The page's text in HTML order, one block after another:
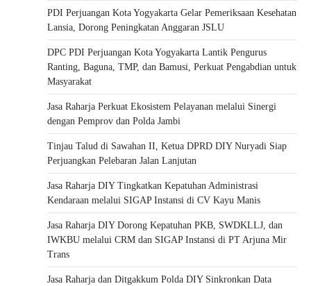
PDI Perjuangan Kota Yogyakarta Gelar Pemeriksaan Kesehatan
Lansia, Dorong Peningkatan Anggaran JSLU
DPC PDI Perjuangan Kota Yogyakarta Lantik Pengurus
Ranting, Baguna, TMP, dan Bamusi, Perkuat Pengabdian untuk
Masyarakat
Jasa Raharja Perkuat Ekosistem Pelayanan melalui Sinergi
dengan Pemprov dan Polda Jambi
Tinjau Talud di Sawahan II, Ketua DPRD DIY Nuryadi Siap
Perjuangkan Pelebaran Jalan Lanjutan
Jasa Raharja DIY Tingkatkan Kepatuhan Administrasi
Kendaraan melalui SIGAP Instansi di CV Kayu Manis
Jasa Raharja DIY Dorong Kepatuhan PKB, SWDKLLJ, dan
IWKBU melalui CRM dan SIGAP Instansi di PT Arjuna Mir
Trans
Jasa Raharja dan Ditgakkum Polda DIY Sinkronkan Data